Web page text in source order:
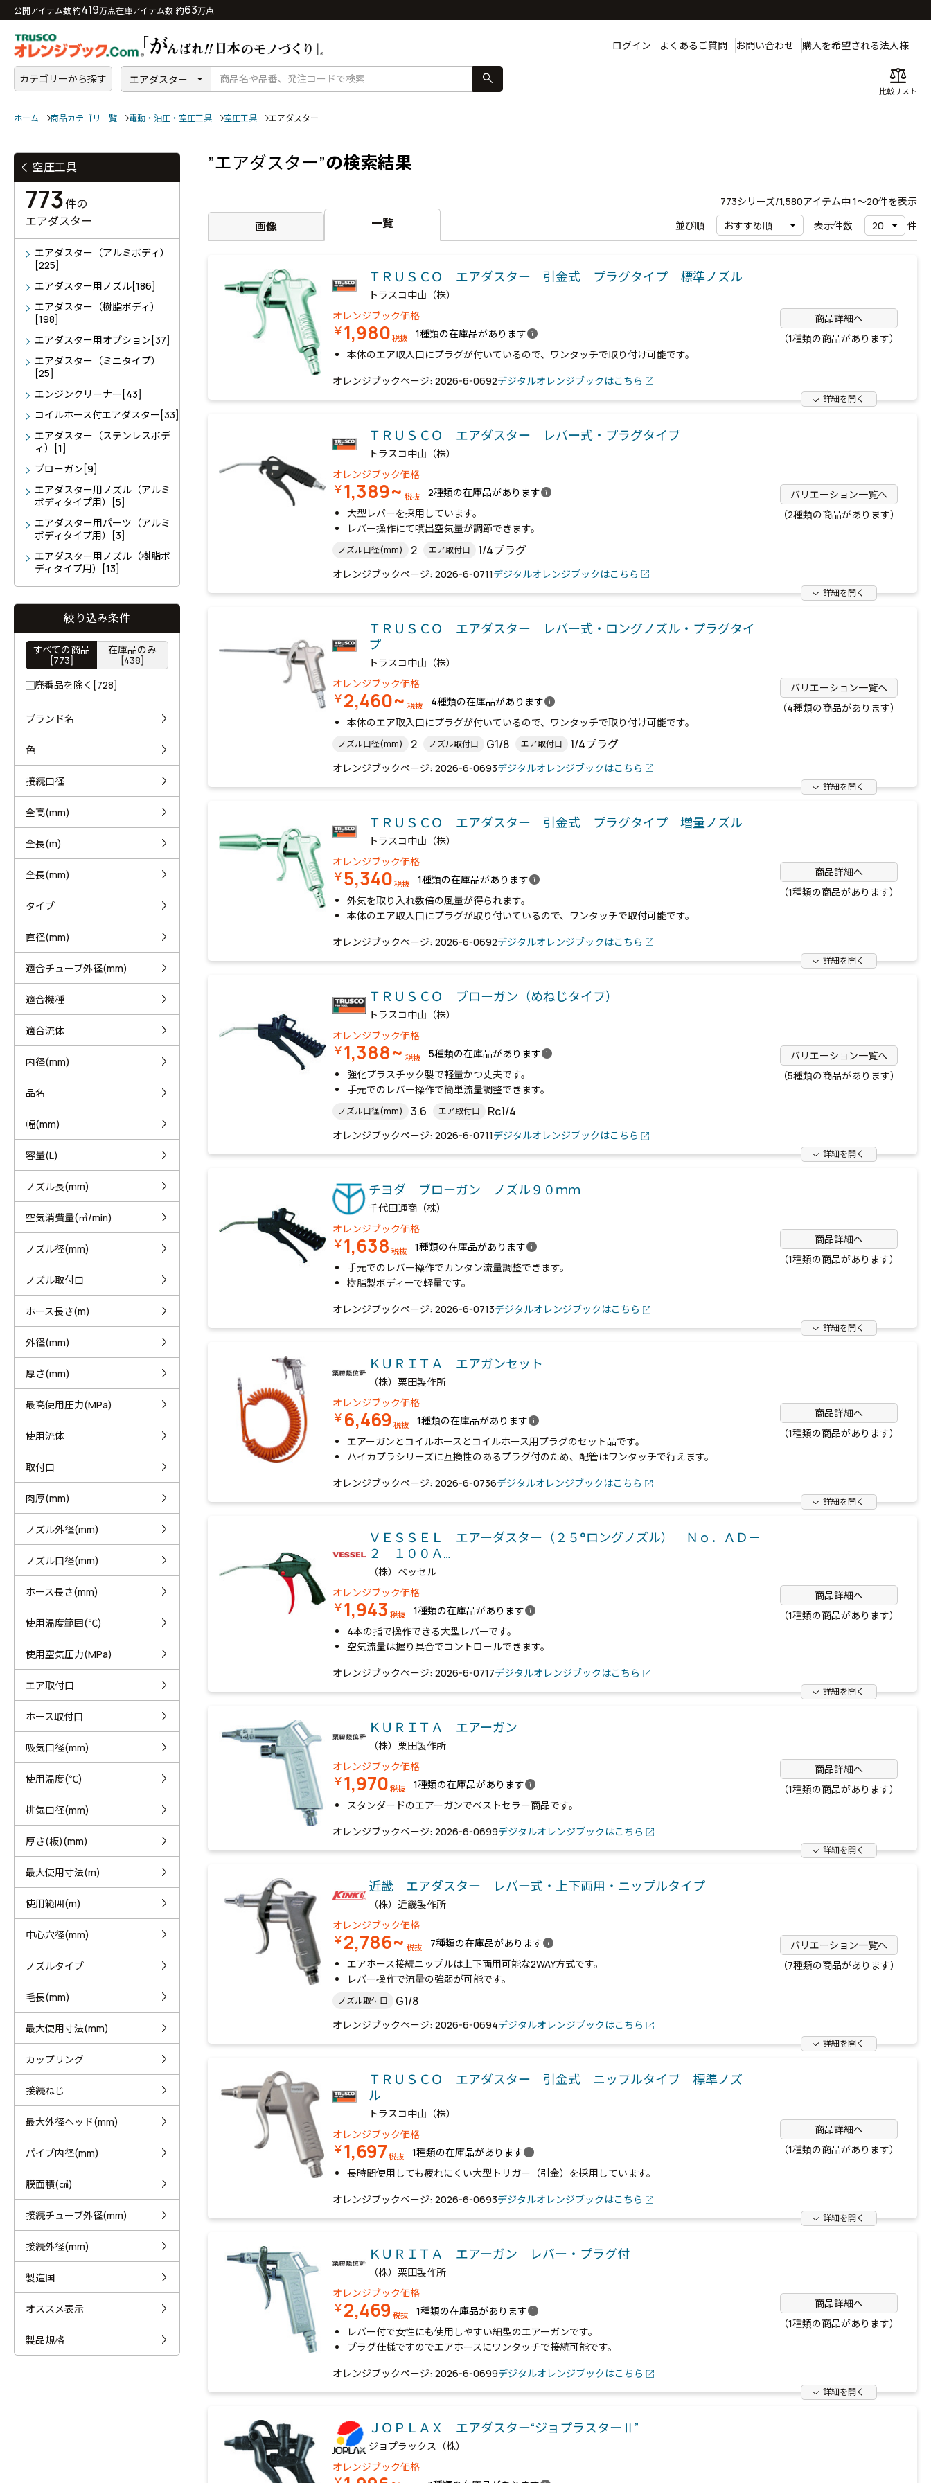
公開アイテム数 約419万点在庫アイテム数 約63万点
ログイン よくあるご質問 お問い合わせ 購入を希望される法人様
カテゴリーから探す エアダスター search balance
比較リスト
ホーム 商品カテゴリ一覧 電動・油圧・空圧工具 空圧工具 エアダスター
”エアダスター”の検索結果
773シリーズ/1,580アイテム中1〜20件を表示
並び順
表示件数 件
画像 一覧
ＴＲＵＳＣＯ エアダスター 引金式 プラグタイプ 標準ノズル
トラスコ中山（株）
オレンジブック価格
￥1,980 税抜 1種類の在庫品がありますinfo
商品詳細へ
（1種類の商品があります）
本体のエア取入口にプラグが付いているので、ワンタッチで取り付け可能です。
オレンジブックページ: 2026-6-0692デジタルオレンジブックはこちら
詳細を開く
ＴＲＵＳＣＯ エアダスター レバー式・プラグタイプ
トラスコ中山（株）
オレンジブック価格
￥1,389~ 税抜 2種類の在庫品がありますinfo
バリエーション一覧へ
（2種類の商品があります）
大型レバーを採用しています。
レバー操作にて噴出空気量が調節できます。
ノズル口径(mm) 2 エア取付口 1/4プラグ
オレンジブックページ: 2026-6-0711デジタルオレンジブックはこちら
詳細を開く
ＴＲＵＳＣＯ エアダスター レバー式・ロングノズル・プラグタイ
プ
トラスコ中山（株）
オレンジブック価格
￥2,460~ 税抜 4種類の在庫品がありますinfo
バリエーション一覧へ
（4種類の商品があります）
本体のエア取入口にプラグが付いているので、ワンタッチで取り付け可能です。
ノズル口径(mm) 2 ノズル取付口 G1/8 エア取付口 1/4プラグ
オレンジブックページ: 2026-6-0693デジタルオレンジブックはこちら
詳細を開く
ＴＲＵＳＣＯ エアダスター 引金式 プラグタイプ 増量ノズル
トラスコ中山（株）
オレンジブック価格
￥5,340 税抜 1種類の在庫品がありますinfo
商品詳細へ
（1種類の商品があります）
外気を取り入れ数倍の風量が得られます。
本体のエア取入口にプラグが取り付いているので、ワンタッチで取付可能です。
オレンジブックページ: 2026-6-0692デジタルオレンジブックはこちら
詳細を開く
ＴＲＵＳＣＯ ブローガン（めねじタイプ）
トラスコ中山（株）
オレンジブック価格
￥1,388~ 税抜 5種類の在庫品がありますinfo
バリエーション一覧へ
（5種類の商品があります）
強化プラスチック製で軽量かつ丈夫です。
手元でのレバー操作で簡単流量調整できます。
ノズル口径(mm) 3.6 エア取付口 Rc1/4
オレンジブックページ: 2026-6-0711デジタルオレンジブックはこちら
詳細を開く
チヨダ ブローガン ノズル９０ｍｍ
千代田通商（株）
オレンジブック価格
￥1,638 税抜 1種類の在庫品がありますinfo
商品詳細へ
（1種類の商品があります）
手元でのレバー操作でカンタン流量調整できます。
樹脂製ボディーで軽量です。
オレンジブックページ: 2026-6-0713デジタルオレンジブックはこちら
詳細を開く
ＫＵＲＩＴＡ エアガンセット
（株）栗田製作所
オレンジブック価格
￥ 6,469 税抜 1種類の在庫品がありますinfo
商品詳細へ
（1種類の商品があります）
エアーガンとコイルホースとコイルホース用プラグのセット品です。
ハイカプラシリーズに互換性のあるプラグ付のため、配管はワンタッチで行えます。
オレンジブックページ: 2026-6-0736デジタルオレンジブックはこちら
詳細を開く
ＶＥＳＳＥＬ エアーダスター（２５°ロングノズル） Ｎｏ．ＡＤ－
２ １００Ａ…
（株）ベッセル
オレンジブック価格
￥1,943 税抜 1種類の在庫品がありますinfo
商品詳細へ
（1種類の商品があります）
4本の指で操作できる大型レバーです。
空気流量は握り具合でコントロールできます。
オレンジブックページ: 2026-6-0717デジタルオレンジブックはこちら
詳細を開く
ＫＵＲＩＴＡ エアーガン
（株）栗田製作所
オレンジブック価格
￥1,970 税抜 1種類の在庫品がありますinfo
商品詳細へ
（1種類の商品があります）
スタンダードのエアーガンでベストセラー商品です。
オレンジブックページ: 2026-6-0699デジタルオレンジブックはこちら
詳細を開く
近畿 エアダスター レバー式・上下両用・ニップルタイプ
（株）近畿製作所
オレンジブック価格
￥2,786~ 税抜 7種類の在庫品がありますinfo
バリエーション一覧へ
（7種類の商品があります）
エアホース接続ニップルは上下両用可能な2WAY方式です。
レバー操作で流量の強弱が可能です。
ノズル取付口 G1/8
オレンジブックページ: 2026-6-0694デジタルオレンジブックはこちら
詳細を開く
ＴＲＵＳＣＯ エアダスター 引金式 ニップルタイプ 標準ノズ
ル
トラスコ中山（株）
オレンジブック価格
￥1,697 税抜 1種類の在庫品がありますinfo
商品詳細へ
（1種類の商品があります）
長時間使用しても疲れにくい大型トリガー（引金）を採用しています。
オレンジブックページ: 2026-6-0693デジタルオレンジブックはこちら
詳細を開く
ＫＵＲＩＴＡ エアーガン レバー・プラグ付
（株）栗田製作所
オレンジブック価格
￥2,469 税抜 1種類の在庫品がありますinfo
商品詳細へ
（1種類の商品があります）
レバー付で女性にも使用しやすい細型のエアーガンです。
プラグ仕様ですのでエアホースにワンタッチで接続可能です。
オレンジブックページ: 2026-6-0699デジタルオレンジブックはこちら
詳細を開く
ＪＯＰＬＡＸ エアダスター“ジョプラスターⅡ”
ジョプラックス（株）
オレンジブック価格
空圧工具
773件の
エアダスター
エアダスター（アルミボディ）
[225]
エアダスター用ノズル[186]
エアダスター（樹脂ボディ）
[198]
エアダスター用オプション[37]
エアダスター（ミニタイプ）
[25]
エンジンクリーナー[43]
コイルホース付エアダスター[33]
エアダスター（ステンレスボデ
ィ）[1]
ブローガン[9]
エアダスター用ノズル（アルミ
ボディタイプ用）[5]
エアダスター用パーツ（アルミ
ボディタイプ用）[3]
エアダスター用ノズル（樹脂ボ
ディタイプ用）[13]
絞り込み条件
すべての商品
[773]
在庫品のみ
[438]
廃番品を除く[728]
ブランド名
色
接続口径
全高(mm)
全長(m)
全長(mm)
タイプ
直径(mm)
適合チューブ外径(mm)
適合機種
適合流体
内径(mm)
品名
幅(mm)
容量(L)
ノズル長(mm)
空気消費量(㎥/min)
ノズル径(mm)
ノズル取付口
ホース長さ(m)
外径(mm)
厚さ(mm)
最高使用圧力(MPa)
使用流体
取付口
肉厚(mm)
ノズル外径(mm)
ノズル口径(mm)
ホース長さ(mm)
使用温度範囲(℃)
使用空気圧力(MPa)
エア取付口
ホース取付口
吸気口径(mm)
使用温度(℃)
排気口径(mm)
厚さ(板)(mm)
最大使用寸法(m)
使用範囲(m)
中心穴径(mm)
ノズルタイプ
毛長(mm)
最大使用寸法(mm)
カップリング
接続ねじ
最大外径ヘッド(mm)
パイプ内径(mm)
膜面積(㎠)
接続チューブ外径(mm)
接続外径(mm)
製造国
オススメ表示
製品規格